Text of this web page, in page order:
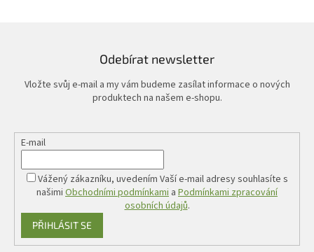
Odebírat newsletter
Vložte svůj e-mail a my vám budeme zasílat informace o nových
produktech na našem e-shopu.
E-mail
Vážený zákazníku, uvedením Vaší e-mail adresy souhlasíte s
našimi Obchodními podmínkami a Podmínkami zpracování
osobních údajů.
PŘIHLÁSIT SE